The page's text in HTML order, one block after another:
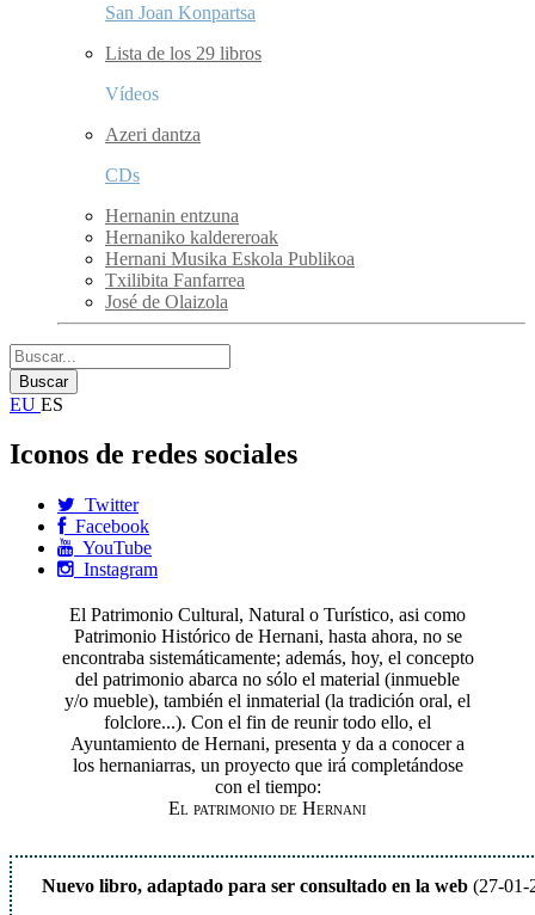
San Joan Konpartsa
Lista de los 29 libros
Vídeos
Azeri dantza
CDs
Hernanin entzuna
Hernaniko kaldereroak
Hernani Musika Eskola Publikoa
Txilibita Fanfarrea
José de Olaizola
EU ES
Iconos de redes sociales
Twitter
Facebook
YouTube
Instagram
El Patrimonio Cultural, Natural o Turístico, asi como
Patrimonio Histórico de Hernani, hasta ahora, no se
encontraba sistemáticamente; además, hoy, el concepto
del patrimonio abarca no sólo el material (inmueble
y/o mueble), también el inmaterial (la tradición oral, el
folclore...). Con el fin de reunir todo ello, el
Ayuntamiento de Hernani, presenta y da a conocer a
los hernaniarras, un proyecto que irá completándose
con el tiempo:
El patrimonio de Hernani
Nuevo libro, adaptado para ser consultado en la web (27-01-